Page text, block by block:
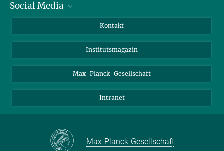
Alumni
Fördernde
Schulen
Studierende
Social Media
Bluesky
Facebook
YouTube
Kontakt
Institutsmagazin
Max-Planck-Gesellschaft
Intranet
Max-Planck-Gesellschaft